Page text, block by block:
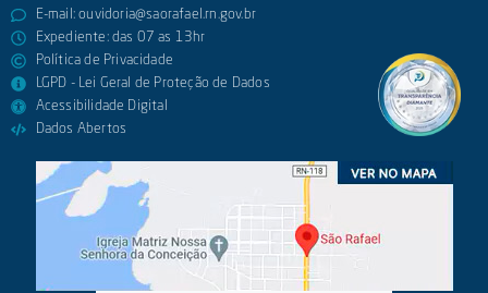
E-mail:ouvidoria@saorafael.rn.gov.br
Expediente: das 07 as 13hr
Política de Privacidade
LGPD - Lei Geral de Proteção de Dados
Acessibilidade Digital
Dados Abertos